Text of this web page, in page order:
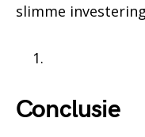
slimme
Conclusie